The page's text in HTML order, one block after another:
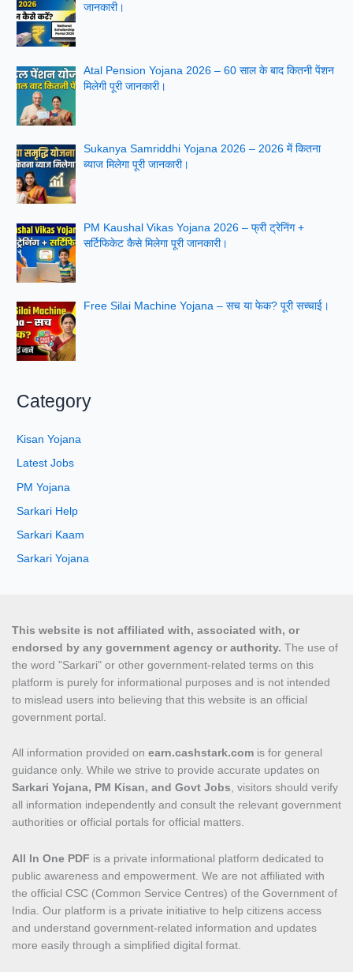
जानकारी।
Atal Pension Yojana 2026 – 60 साल के बाद कितनी पेंशन
मिलेगी पूरी जानकारी।
Sukanya Samriddhi Yojana 2026 – 2026 में कितना
ब्याज मिलेगा पूरी जानकारी।
PM Kaushal Vikas Yojana 2026 – फ्री ट्रेनिंग +
सर्टिफिकेट कैसे मिलेगा पूरी जानकारी।
Free Silai Machine Yojana – सच या फेक? पूरी सच्चाई।
Category
Kisan Yojana
Latest Jobs
PM Yojana
Sarkari Help
Sarkari Kaam
Sarkari Yojana
This website is not affiliated with, associated with, or
endorsed by any government agency or authority. The use of
the word "Sarkari" or other government-related terms on this
platform is purely for informational purposes and is not intended
to mislead users into believing that this website is an official
government portal.
All information provided on earn.cashstark.com is for general
guidance only. While we strive to provide accurate updates on
Sarkari Yojana, PM Kisan, and Govt Jobs, visitors should verify
all information independently and consult the relevant government
authorities or official portals for official matters.
All In One PDF is a private informational platform dedicated to
public awareness and empowerment. We are not affiliated with
the official CSC (Common Service Centres) of the Government of
India. Our platform is a private initiative to help citizens access
and understand government-related information and updates
more easily through a simplified digital format.